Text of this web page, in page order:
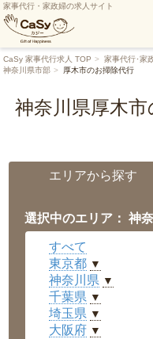
家事代行・家政婦の求人サイト
CaSy 家事代行求人 TOP 家事代行･家
神奈川県市部
厚木市のお掃除代行
神奈川県厚木
エリアから探す
選択中のエリア： 神
すべて
東京都 ▼
神奈川県 ▼
千葉県 ▼
埼玉県 ▼
大阪府 ▼